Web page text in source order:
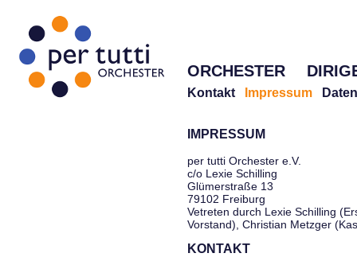
ORCHESTER
Kontakt Impressum
IMPRESSUM
per tutti Orchester e.V.
c/o Lexie Schilling
Glümerstraße 13
79102 Freiburg
Vetreten durch Lexie Schilling
Vorstand), Christian Metzger
KONTAKT